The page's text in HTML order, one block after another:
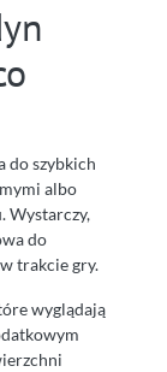
do szybkich
albo
Wystarczy,
do
trakcie gry.
wyglądają